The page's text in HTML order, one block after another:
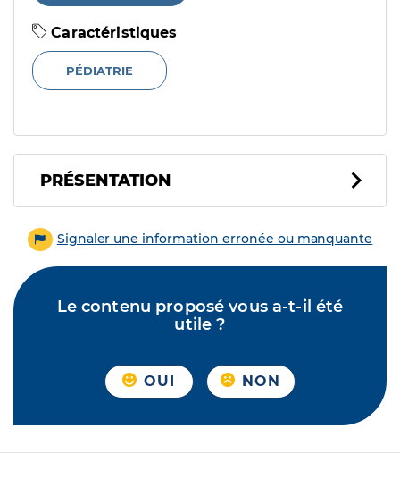
Caractéristiques
PÉDIATRIE
PRÉSENTATION
Signaler une information erronée ou manquante
Le contenu proposé vous a-t-il été
utile ?
OUI NON